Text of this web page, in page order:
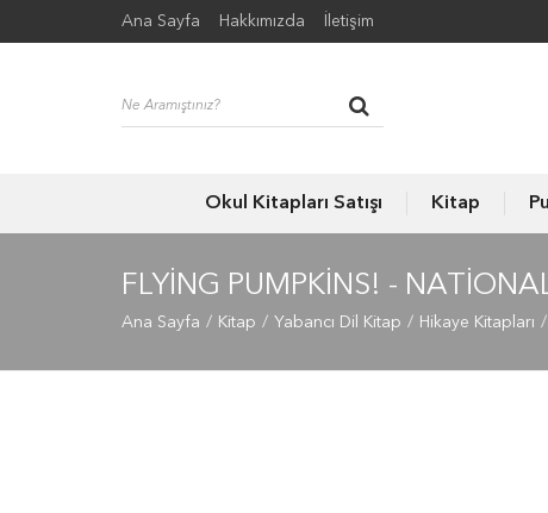
Ana Sayfa Hakkımızda İletişim
Okul Kitapları Satışı Kitap
FLYING PUMPKINS! -
Ana Sayfa Kitap Yabancı Dil Kitap Hikaye Kitapları